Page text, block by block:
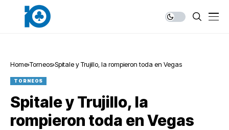
Home Torneos Spitale y Trujillo, la rompieron toda en Vegas
TORNEOS
Spitale y Trujillo, la
rompieron toda en Vegas